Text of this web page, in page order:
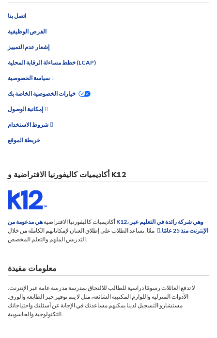
اتصل بنا
الفرص الوظيفية
إشعار عدم التمييز
خطط مساءلة الرقابة المحلية (LCAP)
سياسة الخصوصية
خيارات الخصوصية الخاصة بك
إمكانية الوصول
شروط الاستخدام
خريطة الموقع
أكاديميات كاليفورنيا الافتراضية و K12
أكاديميات كاليفورنيا الافتراضية هي مدعومة من K12، وهي شركة رائدة في التعليم عبر
الإنترنت منذ 25 عامًا.
معًا, نساعد الطلاب على إطلاق العنان لإمكاناتهم الكاملة من خلال
التدريس الملهم والتعلم المخصص.
معلومات مفيدة
لا تدفع العائلات رسومًا دراسية للطالب للالتحاق بمدرسة مدرسة عامة عبر الإنترنت.
الأدوات المنزلية واللوازم المكتبية الشائعة، مثل لا يتم توفير حبر الطابعة والورق.
مستشارو التسجيل لدينا يمكنهم مساعدتك في الإجابة عن أسئلتك واحتياجاتك
التكنولوجية والحاسوبية.